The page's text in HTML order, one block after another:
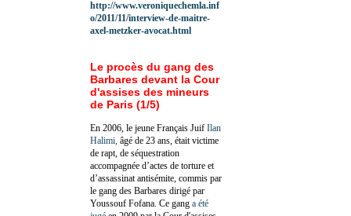
http://www.veroniquechemla.inf
o/2011/11/interview-de-maitre-
axel-metzker-avocat.html
Le procès du gang des
Barbares devant la Cour
d'assises des mineurs
de Paris (1/5)
En 2006, le jeune Français Juif Ilan
Halimi, âgé de 23 ans, était victime
de rapt, de séquestration
accompagnée d’actes de torture et
d’assassinat antisémite, commis par
le gang des Barbares dirigé par
Youssouf Fofana. Ce gang a été